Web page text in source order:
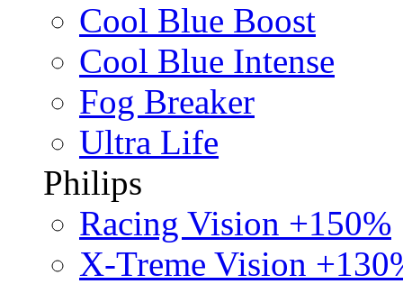
Cool Blue Boost
Cool Blue Intense
Fog Breaker
Ultra Life
Philips
Racing Vision +150%
X-Treme Vision